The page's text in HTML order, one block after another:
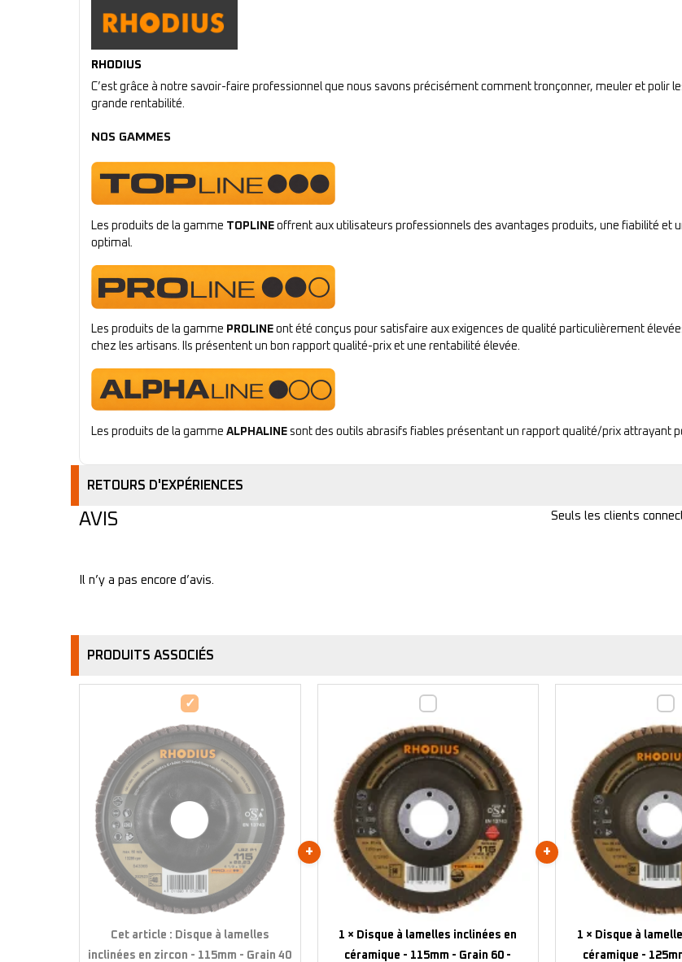
RHODIUS
C’est grâce à notre savoir-faire professionnel que nous savons précisément comment tronçonner, meuler et polir
grande rentabilité.
NOS GAMMES
Les produits de la gamme TOPLINE offrent aux utilisateurs professionnels des avantages produits, une fiabilité et
optimal.
Les produits de la gamme PROLINE ont été conçus pour satisfaire aux exigences de qualité particulièrement
chez les artisans. Ils présentent un bon rapport qualité-prix et une rentabilité élevée.
Les produits de la gamme ALPHALINE sont des outils abrasifs fiables présentant un rapport qualité/prix attrayant
RETOURS D'EXPÉRIENCES
AVIS
Il n’y a pas encore d’avis.
Seuls les clients
PRODUITS ASSOCIÉS
Disque
à
lamelles
inclinées
zircon
40
Cet article : Disque à lamelles
inclinées en zircon - 115mm - Grain 40
à
lamelles
inclinées
céramique
115mm
-
Grain
60
1 × Disque à lamelles inclinées en
céramique - 115mm - Grain 60 -
à
-
60
1 × Disque à
céramique -